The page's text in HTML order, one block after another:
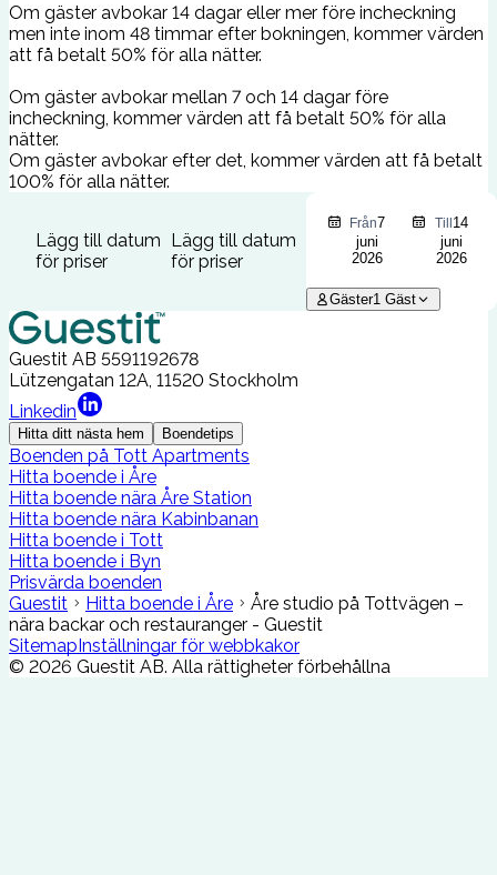
Om gäster avbokar 14 dagar eller mer före incheckning
men inte inom 48 timmar efter bokningen, kommer värden
att få betalt 50% för alla nätter.
Om gäster avbokar mellan 7 och 14 dagar före
incheckning, kommer värden att få betalt 50% för alla
nätter.
Om gäster avbokar efter det, kommer värden att få betalt
100% för alla nätter.
Lägg till datum
för priser
Lägg till datum
för priser
Från7
juni
2026
Till14
juni
2026
Gäster1 Gäst
Guestit AB 5591192678
Lützengatan 12A, 11520 Stockholm
Linkedin
Hitta ditt nästa hem Boendetips
Boenden på Tott Apartments
Hitta boende i Åre
Hitta boende nära Åre Station
Hitta boende nära Kabinbanan
Hitta boende i Tott
Hitta boende i Byn
Prisvärda boenden
Guestit
Hitta boende i Åre
Åre studio på Tottvägen –
nära backar och restauranger - Guestit
SitemapInställningar för webbkakor
© 2026 Guestit AB. Alla rättigheter förbehållna